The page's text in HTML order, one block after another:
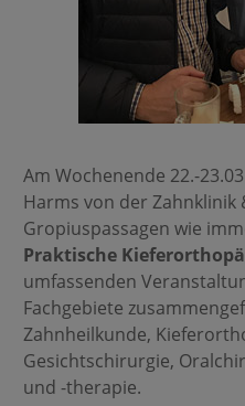
Am Wochenende 22.-
Harms von der
Gropiuspassagen wie
Praktische
umfassenden
Fachgebiete
Zahnheilkunde,
Gesichtschirurgie,
und -therapie.